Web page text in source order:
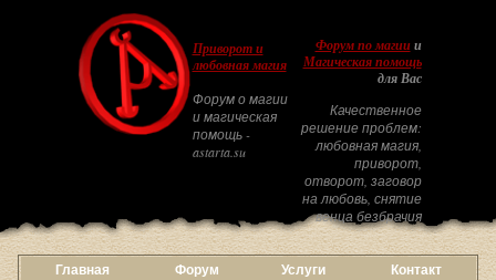
Приворот и
любовная магия
Форум о магии
и магическая
помощь -
astarta.su
Форум по магиии
Магическая помощь
для Вас
Качественное
решение проблем:
любовная магия,
приворот,
отворот, заговор
на любовь, снятие
венца безбрачия
Главная Форум Услуги Контакт